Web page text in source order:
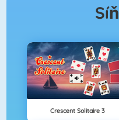
Síň
Crescent Solitaire 3